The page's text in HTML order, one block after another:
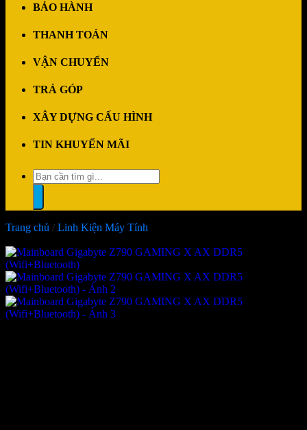
BẢO HÀNH
THANH TOÁN
VẬN CHUYỂN
TRẢ GÓP
XÂY DỰNG CẤU HÌNH
TIN KHUYẾN MÃI
Tìm
kiếm:
Trang chủ / Linh Kiện Máy Tính